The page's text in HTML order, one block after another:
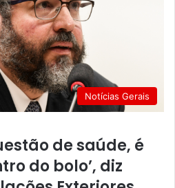
Notícias Gerais
de saúde, é
do bolo’, diz